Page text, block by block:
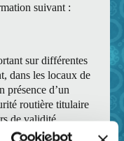
suivant :
sur différentes
dans les locaux de
présence d’un
routière titulaire
de validité.
affichés dans